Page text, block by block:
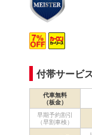
付帯サービ
代車無料
（板金）
早期予約割引
（早割車検）